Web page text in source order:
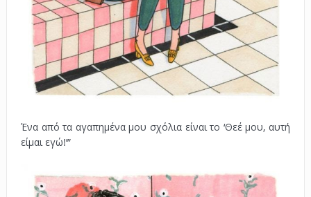
Ένα από τα αγαπημένα μου σχόλια είναι το ‘Θεέ μου, αυτή
είμαι εγώ!’”